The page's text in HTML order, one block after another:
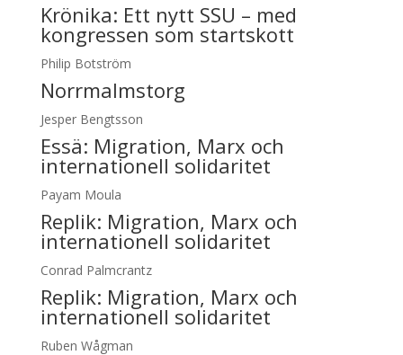
Krönika: Ett nytt SSU – med
kongressen som startskott
Philip Botström
Norrmalmstorg
Jesper Bengtsson
Essä: Migration, Marx och
internationell solidaritet
Payam Moula
Replik: Migration, Marx och
internationell solidaritet
Conrad Palmcrantz
Replik: Migration, Marx och
internationell solidaritet
Ruben Wågman